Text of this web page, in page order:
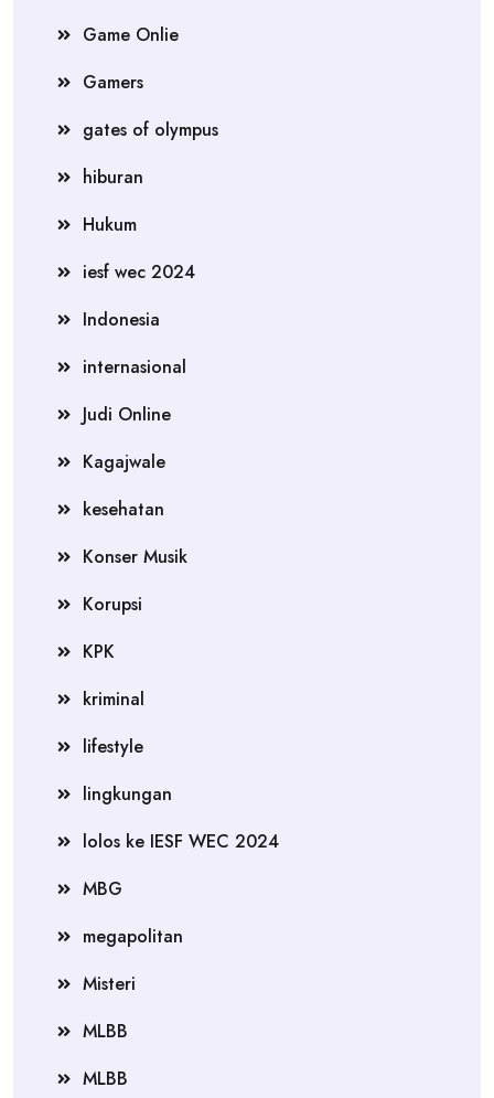
Game Onlie
Gamers
gates of olympus
hiburan
Hukum
iesf wec 2024
Indonesia
internasional
Judi Online
Kagajwale
kesehatan
Konser Musik
Korupsi
KPK
kriminal
lifestyle
lingkungan
lolos ke IESF WEC 2024
MBG
megapolitan
Misteri
MLBB
MLBB